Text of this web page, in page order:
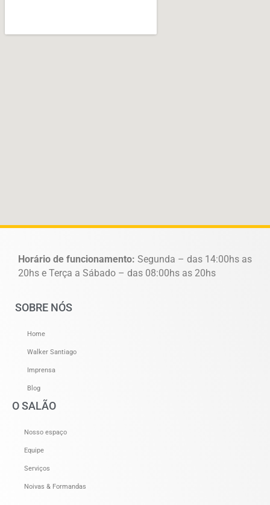
Horário de funcionamento: Segunda – das 14:00hs as
20hs e Terça a Sábado – das 08:00hs as 20hs
SOBRE NÓS
Home
Walker Santiago
Imprensa
Blog
O SALÃO
Nosso espaço
Equipe
Serviços
Noivas & Formandas